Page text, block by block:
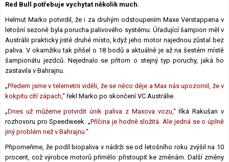
Red Bull potřebuje vychytat několik much.
Helmut Marko potvrdil, že i za druhým odstoupením Maxe Verstappena v
letošní sezoně byla porucha palivového systému. Úřadující šampion měl v
Austrálii prakticky jisté druhé místo, když jeho motor najednou zůstal bez
paliva. V okamžiku tak přišel o 18 bodů a aktuálně je až na šestém místě
šampionátu jezdců. Nejednalo se přitom o stejný typ poruchy, jaká ho
zastavila v Bahrajnu.
„Předem jsme v telemetrii viděli, že se něco děje a Max nás upozornil, že v
kokpitu cítí zápach,“ řekl Marko po skončení VC Austrálie.
„Dnes už můžeme potvrdit únik paliva z Maxova vozu,“ říká Rakušan v
rozhovoru pro Speedweek. „Příčina je hodně složitá. Ale jedná se o úplně
jiný problém než v Bahrajnu.“
Připomeňme, že podíl biopaliva v nádrži se od letošního roku zvýšil na 10
procent, což výrobce motorů přimělo přistoupit ke změnám. Další změny